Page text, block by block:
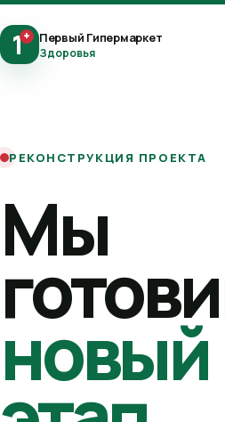
1+ Первый Гипермаркет
Здоровья
РЕКОНСТРУКЦИЯ ПРОЕКТА
Мы
новый